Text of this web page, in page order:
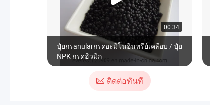
00:34
ปุ๋ยกรanularกรดอะมิโนอินทรีย์เคลือบ / ปุ๋ย
NPK กรดฮิวมิก
ติดต่อทันที